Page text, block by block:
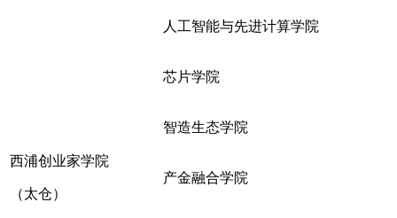
西浦创业家学院
（太仓）
人工智能与先进计算学院
芯片学院
智造生态学院
产金融合学院